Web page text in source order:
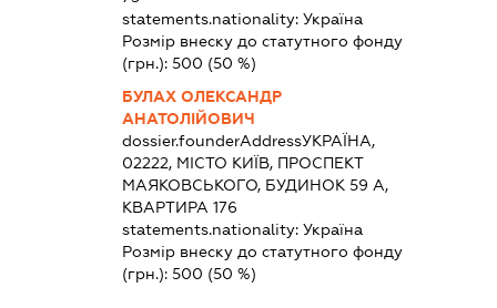
statements.nationality:Україна
Розмір внеску до статутного фонду
(грн.):500 (50 %)
БУЛАХ ОЛЕКСАНДР
АНАТОЛІЙОВИЧ
dossier.founderAddressУКРАЇНА,
02222, МІСТО КИЇВ, ПРОСПЕКТ
МАЯКОВСЬКОГО, БУДИНОК 59 А,
КВАРТИРА 176
statements.nationality:Україна
Розмір внеску до статутного фонду
(грн.):500 (50 %)